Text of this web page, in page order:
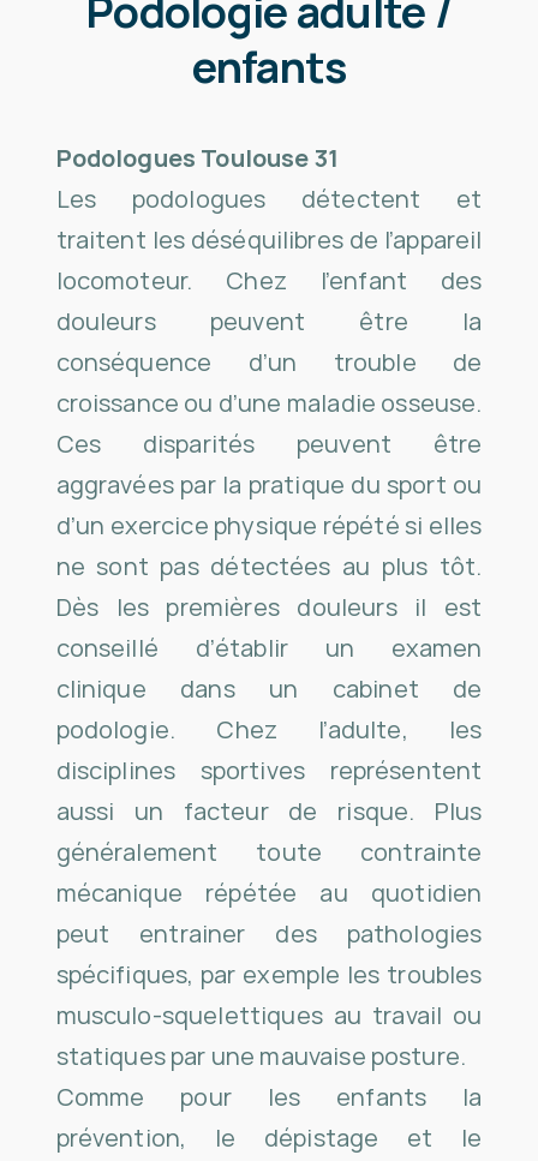
Podologie adulte /
enfants
Podologues Toulouse 31
Les podologues détectent et
traitent les déséquilibres de l’appareil
locomoteur. Chez l’enfant des
douleurs peuvent être la
conséquence d’un trouble de
croissance ou d’une maladie osseuse.
Ces disparités peuvent être
aggravées par la pratique du sport ou
d’un exercice physique répété si elles
ne sont pas détectées au plus tôt.
Dès les premières douleurs il est
conseillé d’établir un examen
clinique dans un cabinet de
podologie. Chez l’adulte, les
disciplines sportives représentent
aussi un facteur de risque. Plus
généralement toute contrainte
mécanique répétée au quotidien
peut entrainer des pathologies
spécifiques, par exemple les troubles
musculo-squelettiques au travail ou
statiques par une mauvaise posture.
Comme pour les enfants la
prévention, le dépistage et le